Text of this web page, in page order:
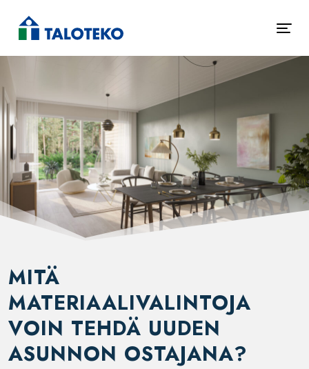
MITÄ
MATERIAALIVALINTOJA
VOIN TEHDÄ UUDEN
ASUNNON OSTAJANA?